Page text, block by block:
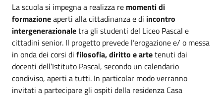
La scuola si impegna a realizza re momenti di
formazioneaperti alla cittadinanza e di incontro
intergenerazionaletra gli studenti del Liceo Pascal e
cittadini senior. Il progetto prevede l’erogazione e/ o messa
in onda dei corsi di filosofia, diritto e artetenuti dai
docenti dell’Istituto Pascal, secondo un calendario
condiviso, aperti a tutti. In particolar modo verranno
invitati a partecipare gli ospiti della residenza Casa